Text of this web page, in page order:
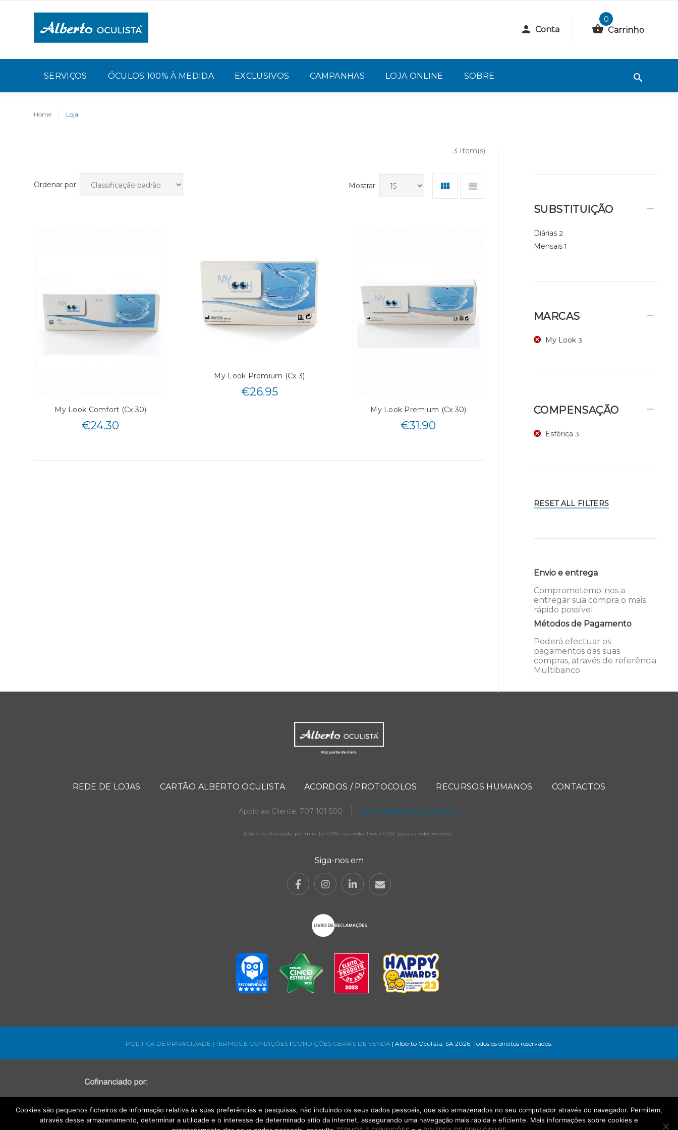
Conta
0
Carrinho
SERVIÇOS ÓCULOS 100% À MEDIDA EXCLUSIVOS CAMPANHAS LOJA ONLINE SOBRE
Home Loja
3 Item(s)
Ordenar por: Mostrar:
My Look Comfort (Cx 30)
€24.30
My Look Premium (Cx 3)
€26.95
My Look Premium (Cx 30)
€31.90
SUBSTITUIÇÃO
Diárias 2
Mensais 1
MARCAS
My Look 3
COMPENSAÇÃO
Esférica 3
RESET ALL FILTERS
Envio e entrega
Comprometemo-nos a
entregar sua compra o mais
rápido possível.
Métodos de Pagamento
Poderá efectuar os
pagamentos das suas
compras, através de referência
Multibanco
REDE DE LOJAS CARTÃO ALBERTO OCULISTA ACORDOS / PROTOCOLOS RECURSOS HUMANOS CONTACTOS
Apoio ao Cliente: 707 101 500 cliente@albertooculista.com
(Custo da chamada, por minuto: 0,09€ nas redes fixas e 0,13€ para as redes móveis)
Siga-nos em
POLÍTICA DE PRIVACIDADE | TERMOS E CONDIÇÕES l CONDIÇÕES GERAIS DE VENDA | Alberto Oculista, SA 2026. Todos os direitos reservados.
Cookies são pequenos ficheiros de informação relativa às suas preferências e pesquisas, não incluindo os seus dados pessoais, que são armazenados no seu computador através do navegador. Permitem,
através desse armazenamento, determinar a utilidade e o interesse de determinado sítio da internet, assegurando uma navegação mais rápida e eficiente. Mais informações sobre cookies e